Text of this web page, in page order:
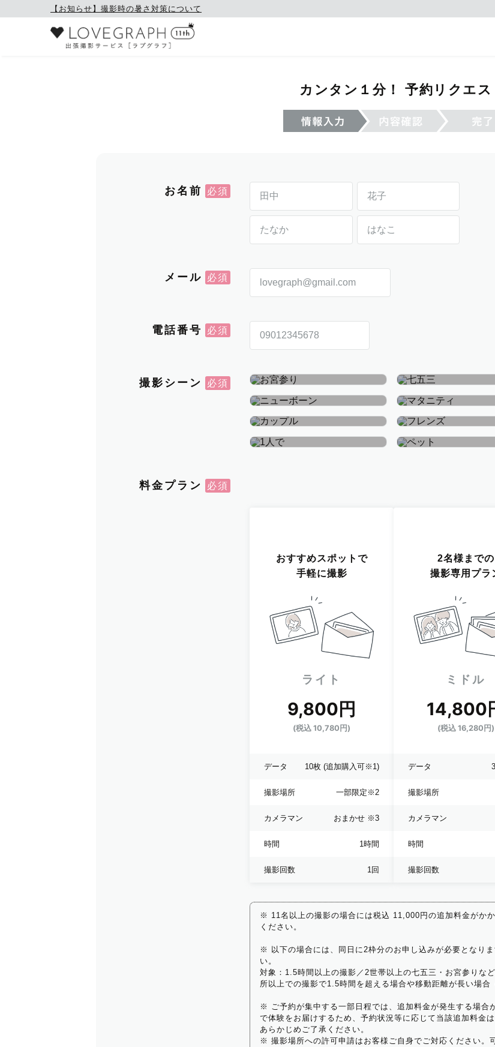
【お知らせ】撮影時の暑さ対策について
カンタン１分！ 予約リクエス
お名前
メール
電話番号
撮影シーン
お宮参り・お食い初め
七五三
ニューボーン
マタニティ
料金プラン
おすすめスポットで
手軽に撮影
ライト
9,800円
(税込 10,780円)
データ 10枚 (追加購入可※1)
撮影場所 一部限定 ※2
カメラマン おまかせ ※3
時間 1時間
撮影回数 1回
2名様までの
撮影専用プラ
ミドル
14,800
(税込 16,280円)
データ
撮影場所
カメラマン
時間
撮影回数
※ 11名以上の撮影の場合には税込 11,000円の追加料金がか
ください。
※ 以下の場合には、同日に2枠分のお申し込みが必要となり
い。
対象：1.5時間以上の撮影／2世帯以上の七五三・お宮参りな
所以上での撮影で1.5時間を超える場合や移動距離が長い場合
※ ご予約が集中する一部日程では、追加料金が発生する場合
で体験をお届けするため、予約状況等に応じて当該追加料金
あらかじめご了承ください。
※ 撮影場所への許可申請はお客様ご自身でご対応ください。